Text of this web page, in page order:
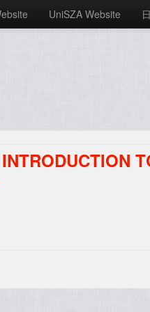
UniSZA Website